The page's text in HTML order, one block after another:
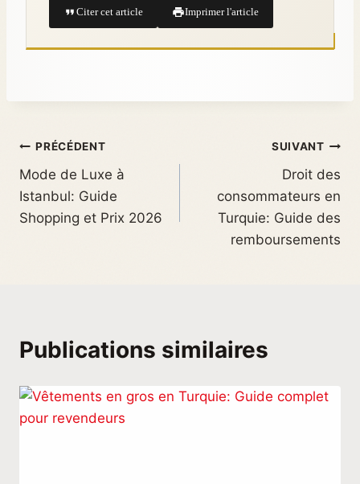
Citer cet article Imprimer l'article
PRÉCÉDENT
Mode de Luxe à
Istanbul: Guide
Shopping et Prix 2026
SUIVANT
Droit des
consommateurs en
Turquie: Guide des
remboursements
Publications similaires